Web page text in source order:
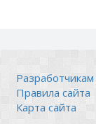
Разработчикам
Правила сайта
Карта сайта